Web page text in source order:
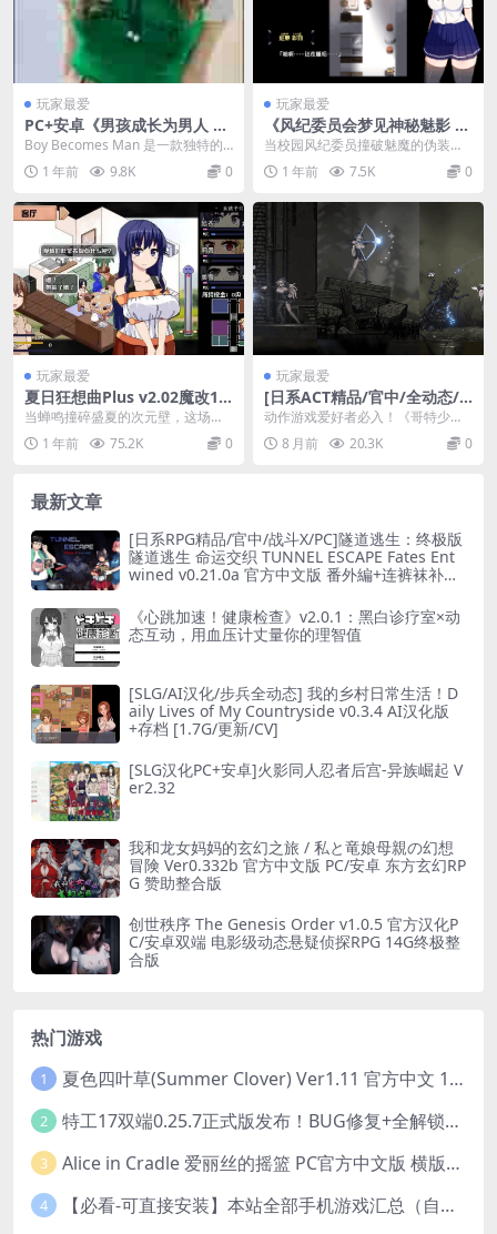
玩家最爱
PC+安卓《男孩成长为男人 Bo
y Becomes Man》v0.2 欧美
真人SLG动态步兵汉化版
Boy Becomes Man​​ 是一款独特的
欧美真人互动SLG游戏，v0.2...
1 年前 9.8K 0
玩家最爱
《风纪委员会梦见神秘魅影 風
紀委員は女银魔の夢を見る
か》V1.03 【安卓模拟器+PC/
精品RPG】[AI汉化/存档/CV]
当校园风纪委员撞破魅魔的伪装，
正义与欲望的碰撞早已埋下伏笔。
这款【安卓模拟器+P...
1 年前 7.5K 0
玩家最爱
夏日狂想曲Plus v2.02魔改10
1DLC安卓终极版：SLG进化新
形态
当蝉鸣撞碎盛夏的次元壁，这场被3
00万玩家认证为「最强暑假模拟
器」的奇迹物语，终...
1 年前 75.2K 0
玩家最爱
[日系ACT精品/官中/全动态/
战斗H/PC]哥特少女勇闯恶魔
城 SiNiSistar Ver3.01p 官方
中文版[373M]
​​动作游戏爱好者必入！​​《哥特少女
勇闯恶魔城2 SiNiSistar2》以独...
8 月前 20.3K 0
最新文章
[日系RPG精品/官中/战斗X/PC]隧道逃生：终极版
隧道逃生 命运交织 TUNNEL ESCAPE Fates Ent
wined v0.21.0a 官方中文版 番外編+连裤袜补丁
《心跳加速！健康检查》v2.0.1：黑白诊疗室×动
态互动，用血压计丈量你的理智值
[SLG/AI汉化/步兵全动态] 我的乡村日常生活！D
aily Lives of My Countryside v0.3.4 AI汉化版
+存档 [1.7G/更新/CV]
[SLG汉化PC+安卓]火影同人忍者后宫-异族崛起 V
er2.32
我和龙女妈妈的玄幻之旅 / 私と竜娘母親の幻想
冒険 Ver0.332b 官方中文版 PC/安卓 东方玄幻RP
G 赞助整合版
创世秩序 The Genesis Order v1.0.5 官方汉化P
C/安卓双端 电影级动态悬疑侦探RPG 14G终极整
合版
热门游戏
1 夏色四叶草(Summer Clover) Ver1.11 官方中文 1+4.35G 全CG 有CV 百度盘版本
2 特工17双端0.25.7正式版发布！BUG修复+全解锁存档+赞助码合集（安卓/PC/中文/动态）
3 Alice in Cradle 爱丽丝的摇篮 PC官方中文版 横版动作ACT 手绘幻想风 v0.29g 完整体验版
4 【必看-可直接安装】本站全部手机游戏汇总（自带修改器MOD）